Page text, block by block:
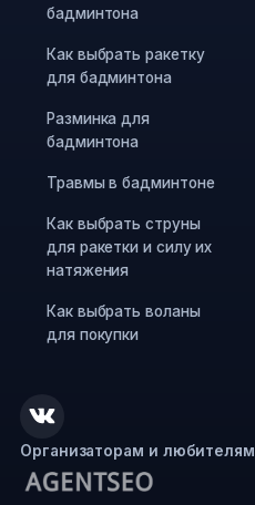
бадминтона
Как выбрать ракетку
для бадминтона
Разминка для
бадминтона
Травмы в бадминтоне
Как выбрать струны
для ракетки и силу их
натяжения
Как выбрать воланы
для покупки
Организаторам и любителям